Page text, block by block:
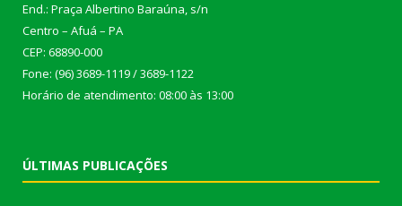
End.: Praça Albertino Baraúna, s/n
Centro – Afuá – PA
CEP: 68890-000
Fone: (96) 3689-1119 / 3689-1122
Horário de atendimento: 08:00 às 13:00
ÚLTIMAS PUBLICAÇÕES